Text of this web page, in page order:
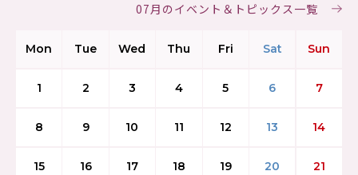
07月のイベント＆トピックス一覧
Mon Tue Wed Thu Fri Sat Sun
1 2 3 4 5 6 7
8 9 10 11 12 13 14
15 16 17 18 19 20 21